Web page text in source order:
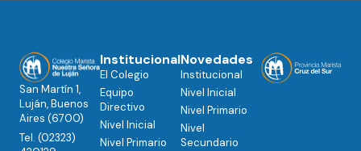
San Martín 1,
Luján, Buenos
Aires (6700)
Tel. (02323)
Institucional
El Colegio
Equipo
Directivo
Nivel Inicial
Nivel Primario
Novedades
Institucional
Nivel Inicial
Nivel Primario
Nivel
Secundario